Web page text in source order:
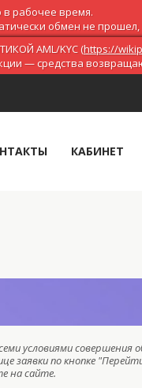
в рабочее время.
обмен не прошел,
AML/KYC (https://
— средства
КАБИНЕТ
условиями совершения
заявки по кнопке
на сайте.